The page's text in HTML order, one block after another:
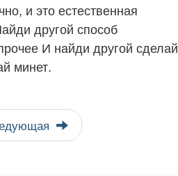
и это естественная
другой способ
И найди другой сделай
минет.